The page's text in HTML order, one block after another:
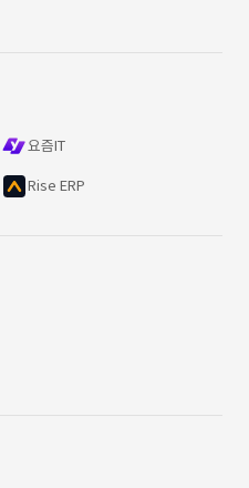
요즘IT
Rise ERP